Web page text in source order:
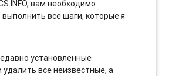
вам необходимо
все шаги, которые я
установленные
все неизвестные, а